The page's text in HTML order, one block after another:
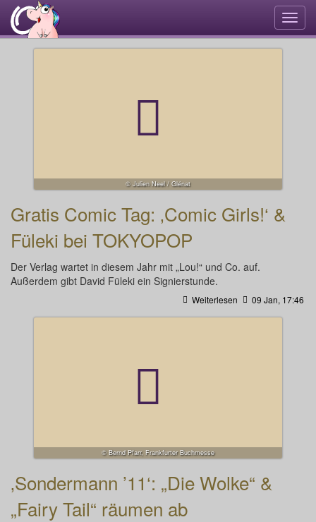
© Julien Neel / Glénat
Gratis Comic Tag: ‚Comic Girls!‘ &
Füleki bei TOKYOPOP
Der Verlag wartet in diesem Jahr mit „Lou!“ und Co. auf.
Außerdem gibt David Füleki ein Signierstunde.
Weiterlesen 09 Jan, 17:46
© Bernd Pfarr, Frankfurter Buchmesse
‚Sondermann ’11‘: „Die Wolke“ &
„Fairy Tail“ räumen ab